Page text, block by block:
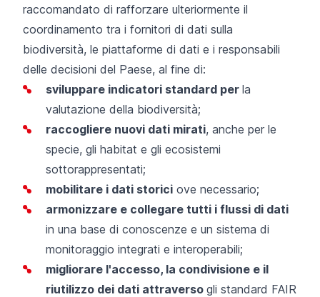
raccomandato di rafforzare ulteriormente il
coordinamento tra i fornitori di dati sulla
biodiversità, le piattaforme di dati e i responsabili
delle decisioni del Paese, al fine di:
sviluppare indicatori standard per la
valutazione della biodiversità;
raccogliere nuovi dati mirati, anche per le
specie, gli habitat e gli ecosistemi
sottorappresentati;
mobilitare i dati storici ove necessario;
armonizzare e collegare tutti i flussi di dati
in una base di conoscenze e un sistema di
monitoraggio integrati e interoperabili;
migliorare l'accesso, la condivisione e il
riutilizzo dei dati attraverso gli standard FAIR